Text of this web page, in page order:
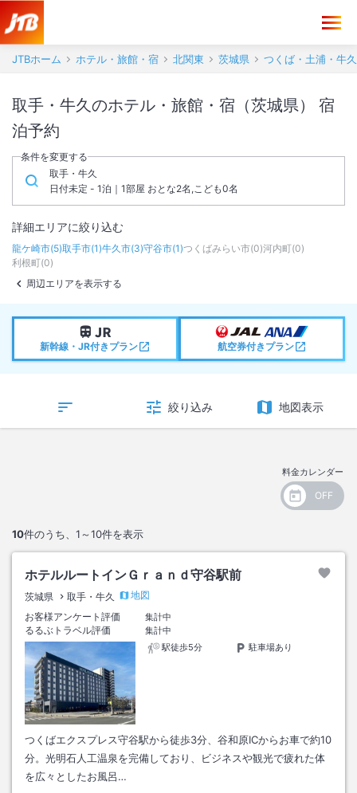
JTBホーム ホテル・旅館・宿 北関東 茨城県 つくば・土浦・牛久
取手・牛久のホテル・旅館・宿（茨城県） 宿
泊予約
条件を変更する
取手・牛久
日付未定 - 1泊｜1部屋 おとな2名,こども0名
詳細エリアに絞り込む
龍ケ崎市(5)取手市(1)牛久市(3)守谷市(1)つくばみらい市(0)河内町(0)
利根町(0)
周辺エリアを表示する
新幹線・JR付きプラン 航空券付きプラン
絞り込み 地図表示
料金カレンダー
10件のうち、 1～10件を表示
ホテルルートインＧｒａｎｄ守谷駅前
茨城県 取手・牛久
地図
お客様アンケート評価
集計中
るるぶトラベル評価
集計中
駅徒歩5分
駐車場あり
つくばエクスプレス守谷駅から徒歩3分、谷和原ICからお車で約10
分。光明石人工温泉を完備しており、ビジネスや観光で疲れた体
を広々としたお風呂…